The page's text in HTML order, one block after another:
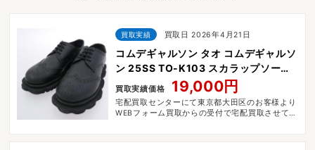
買取実績 買取日 2026年4月21日
コムデギャルソン タオ コムデギャルソ
ン 25SS TO-K103 スカラップソール
ステアスムース ウィングチップ シュー
ズ
買取実績価格 19,000円
宅配買取センターにて東京都大田区のお客様より
WEBフォーム買取からの受付で宅配買取させてい